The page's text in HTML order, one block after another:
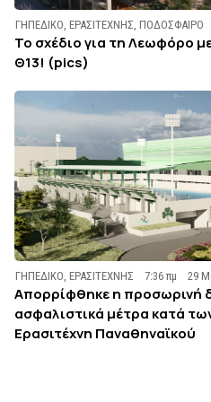
ΓΗΠΕΔΙΚΟ, ΕΡΑΣΙΤΕΧΝΗΣ, ΠΟΔΟΣΦΑΙΡΟ
Το σχέδιο για τη Λεωφόρο
Θ13! (pics)
ΓΗΠΕΔΙΚΟ, ΕΡΑΣΙΤΕΧΝΗΣ 7:36 πμ 29
Απορρίφθηκε η προσωρινή
ασφαλιστικά μέτρα κατά
Ερασιτέχνη Παναθηναϊκού